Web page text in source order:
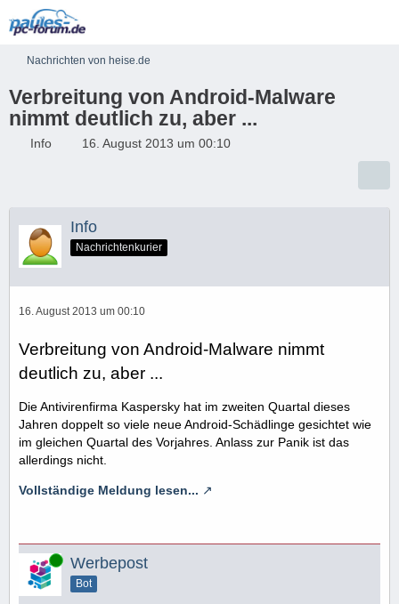
Nachrichten von heise.de
Verbreitung von Android-Malware
nimmt deutlich zu, aber ...
Info 16. August 2013 um 00:10
Info
Nachrichtenkurier
16. August 2013 um 00:10
Verbreitung von Android-Malware nimmt
deutlich zu, aber ...
Die Antivirenfirma Kaspersky hat im zweiten Quartal dieses
Jahren doppelt so viele neue Android-Schädlinge gesichtet wie
im gleichen Quartal des Vorjahres. Anlass zur Panik ist das
allerdings nicht.
Vollständige Meldung lesen...
Online Werbepost
Bot